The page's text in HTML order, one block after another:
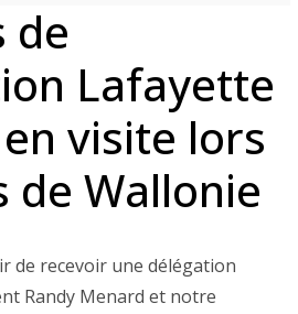
de
Lafayette
visite lors
de Wallonie
de recevoir une délégation
Randy Menard et notre